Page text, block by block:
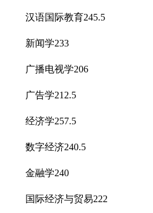
汉语国际教育245.5
新闻学233
广播电视学206
广告学212.5
经济学257.5
数字经济240.5
金融学240
国际经济与贸易222